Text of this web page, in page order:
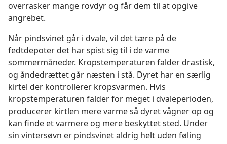
overrasker mange rovdyr og får dem til at opgive
angrebet.
Når pindsvinet går i dvale, vil det tære på de
fedtdepoter det har spist sig til i de varme
sommermåneder. Kropstemperaturen falder drastisk,
og åndedrættet går næsten i stå. Dyret har en særlig
kirtel der kontrollerer kropsvarmen. Hvis
kropstemperaturen falder for meget i dvaleperioden,
producerer kirtlen mere varme så dyret vågner op og
kan finde et varmere og mere beskyttet sted. Under
sin vintersøvn er pindsvinet aldrig helt uden føling